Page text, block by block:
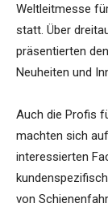
Weltleitmesse
statt. Über
präsentierten
Neuheiten und
Auch die Profis
machten sich
interessierten
von